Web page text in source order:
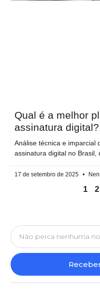
Qual é a melhor
assinatura digital?
Análise técnica e imparcial
assinatura digital no Brasil,
17 de setembro de 2025
1 2